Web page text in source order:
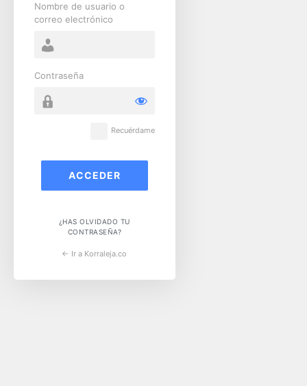
Nombre de usuario o
correo electrónico
Contraseña
Recuérdame
¿HAS OLVIDADO TU
CONTRASEÑA?
← Ir a Korraleja.co